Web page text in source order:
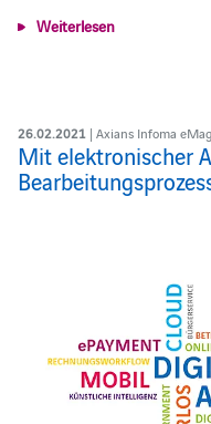
Weiterlesen
26.02.2021 | Axians Infoma
Mit elektronischer